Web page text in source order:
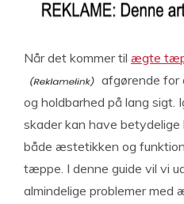
Når det kommer til ægte
afgørende for
og holdbarhed på lang sigt.
skader kan have
både æstetikken og
tæppe. I denne guide vil vi
almindelige problemer